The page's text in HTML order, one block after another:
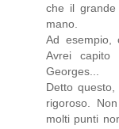
che il
mano.
Ad esempio,
Avrei capito
Georges...
Detto
rigoroso.
molti punti